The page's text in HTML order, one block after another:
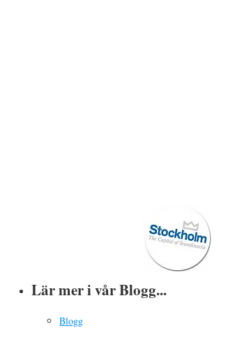
Lär mer i vår Blogg...
Blogg